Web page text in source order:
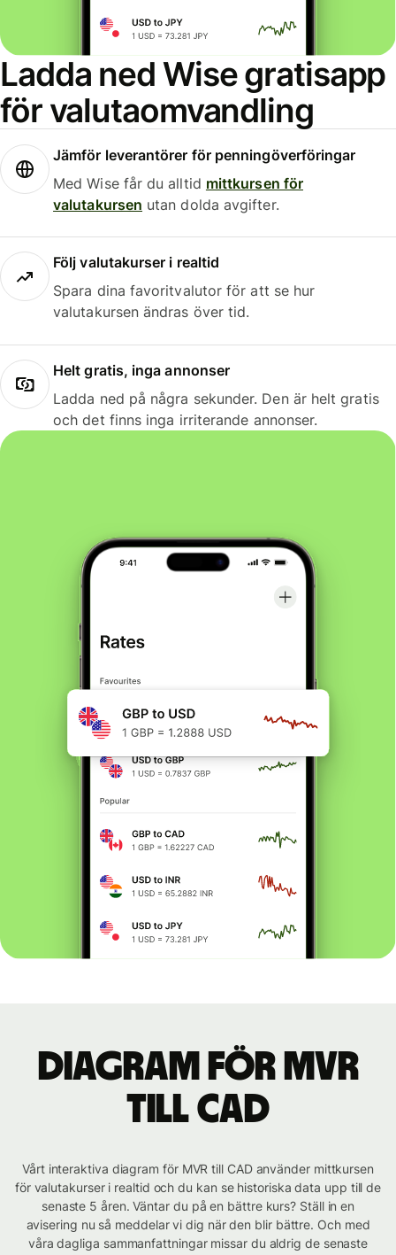
Ladda ned Wise gratisapp
för valutaomvandling
Jämför leverantörer för penningöverföringar
Med Wise får du alltid mittkursen för
valutakursen utan dolda avgifter.
Följ valutakurser i realtid
Spara dina favoritvalutor för att se hur
valutakursen ändras över tid.
Helt gratis, inga annonser
Ladda ned på några sekunder. Den är helt gratis
och det finns inga irriterande annonser.
Diagram för MVR
till CAD
Vårt interaktiva diagram för MVR till CAD använder mittkursen
för valutakurser i realtid och du kan se historiska data upp till de
senaste 5 åren. Väntar du på en bättre kurs? Ställ in en
avisering nu så meddelar vi dig när den blir bättre. Och med
våra dagliga sammanfattningar missar du aldrig de senaste